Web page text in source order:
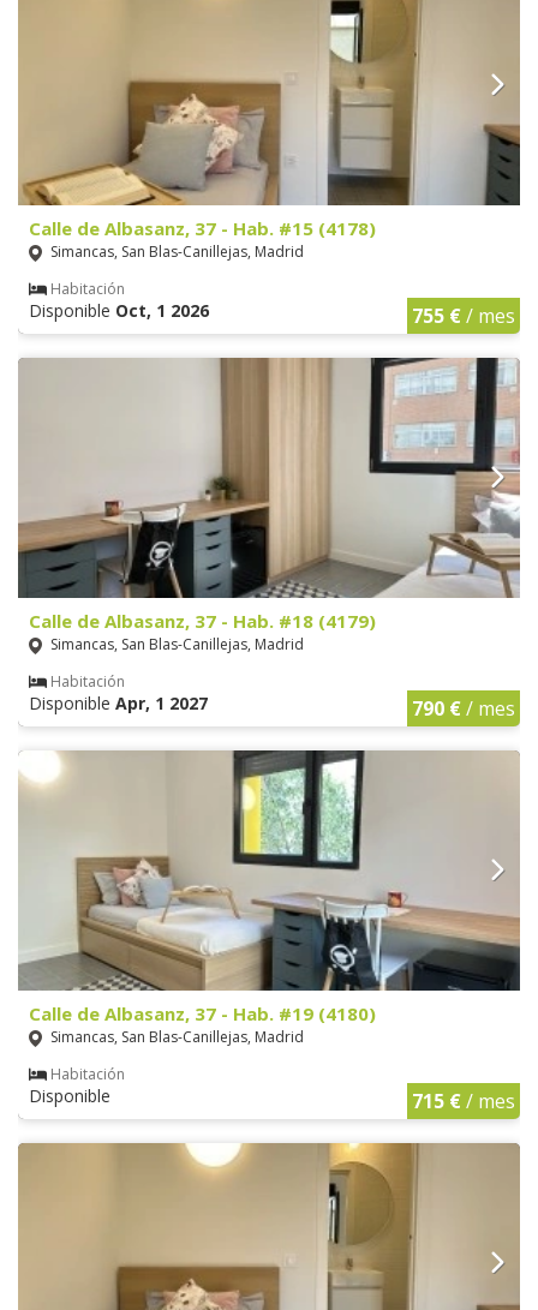
Calle de Albasanz, 37 - Hab. #15 (4178)
Simancas, San Blas-Canillejas, Madrid
Habitación
Disponible Oct, 1 2026 755 €/ mes
Calle de Albasanz, 37 - Hab. #18 (4179)
Simancas, San Blas-Canillejas, Madrid
Habitación
Disponible Apr, 1 2027 790 €/ mes
Calle de Albasanz, 37 - Hab. #19 (4180)
Simancas, San Blas-Canillejas, Madrid
Habitación
Disponible 715 €/ mes